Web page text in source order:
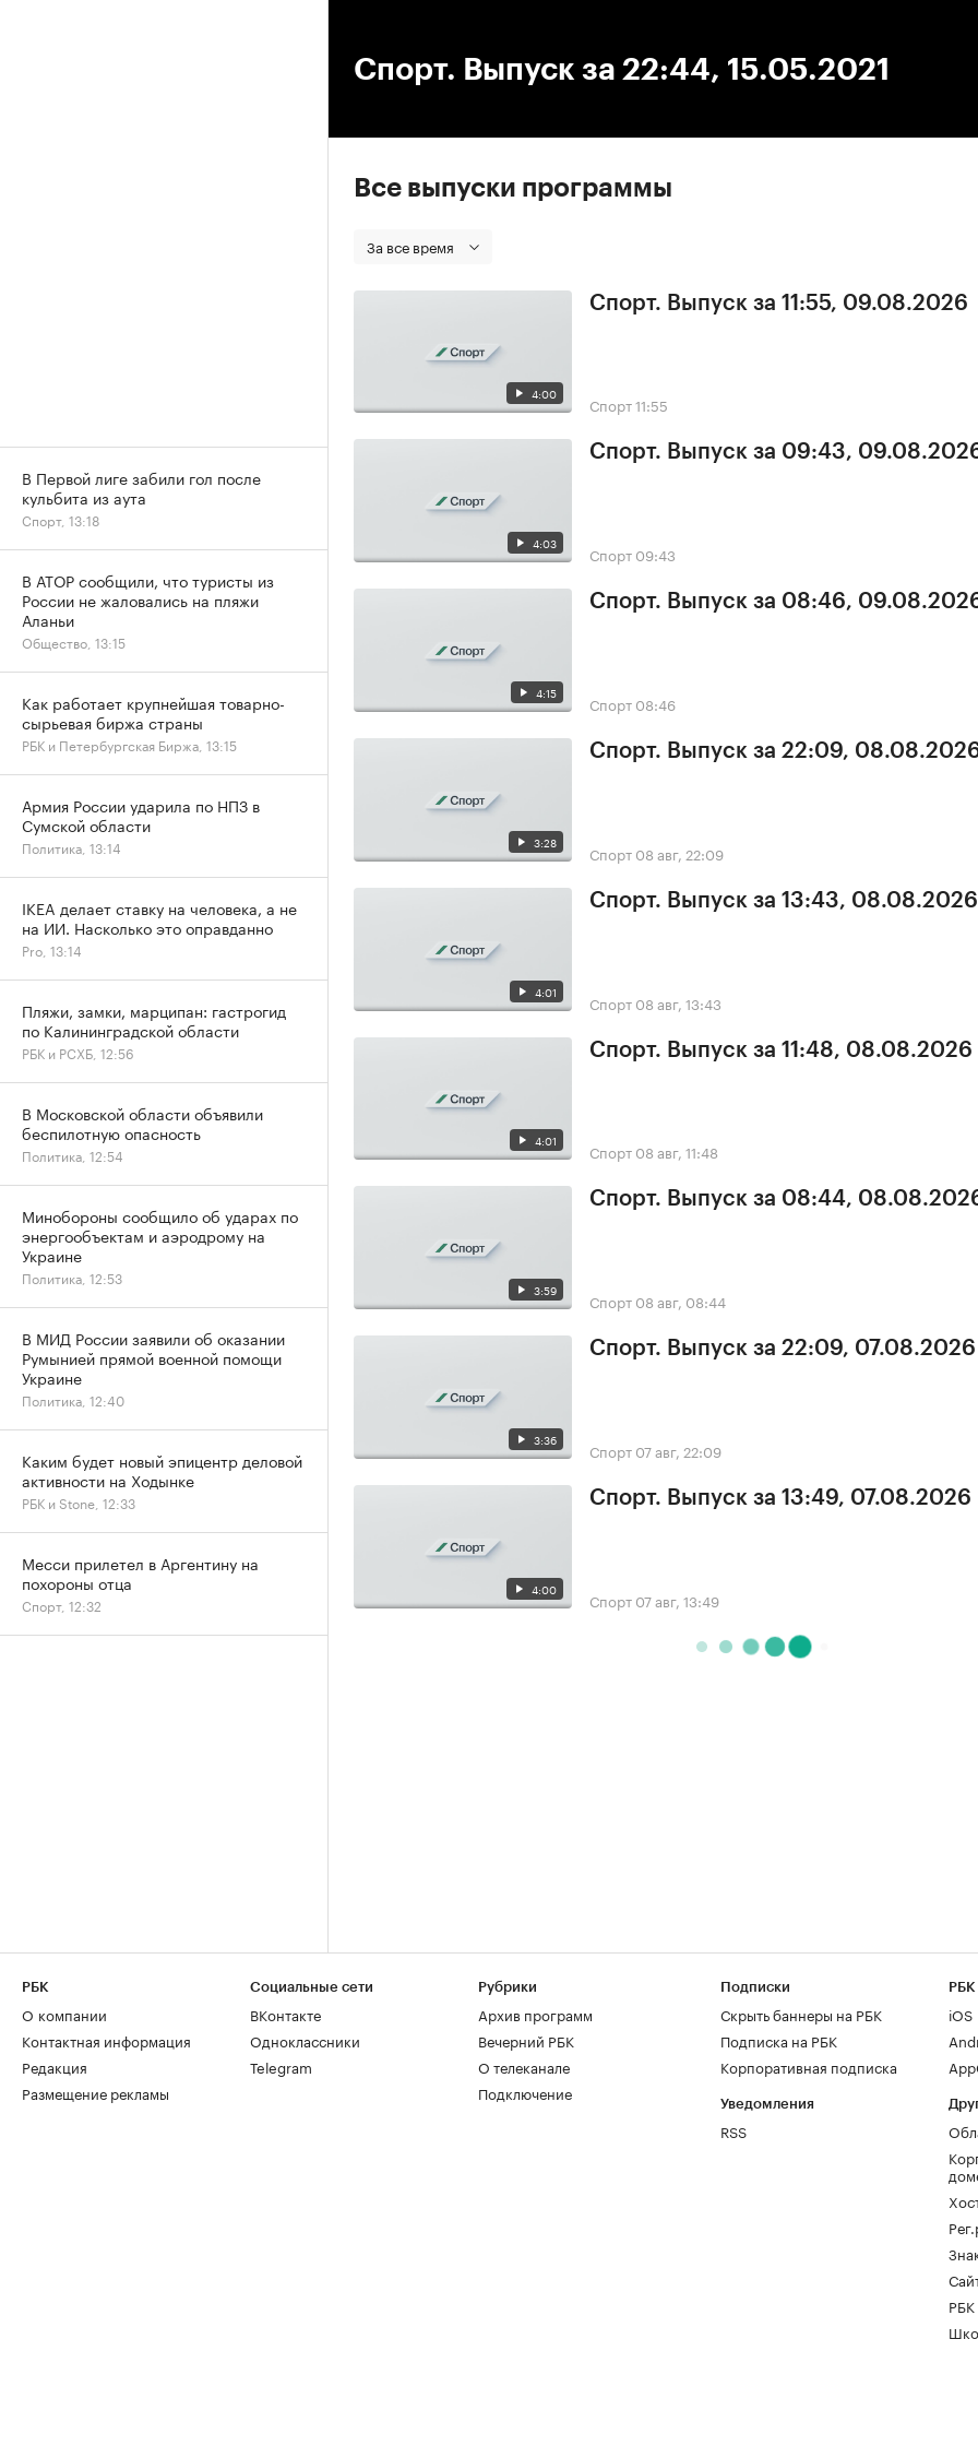
Спорт. Выпуск за 22:44, 15.05.2021
Все выпуски программы
За все время
4:00
Спорт. Выпуск за 11:55, 09.08.2026
Спорт11:55
4:03
Спорт. Выпуск за 09:43,
Спорт 09:43
4:15
Спорт. Выпуск за 08:46,
Спорт 08:46
3:28
Спорт. Выпуск за 22:09,
Спорт 08 авг, 22:09
4:01
Спорт. Выпуск за 13:43, 08.08.2026
Спорт 08 авг, 13:43
4:01
Спорт. Выпуск за 11:48, 08.08.2026
Спорт 08 авг, 11:48
3:59
Спорт. Выпуск за 08:44,
Спорт 08 авг, 08:44
3:36
Спорт. Выпуск за 22:09, 07.08.2026
Спорт 07 авг, 22:09
4:00
Спорт. Выпуск за 13:49, 07.08.2026
Спорт 07 авг, 13:49
В Первой лиге забили гол после
кульбита из аута
Спорт, 13:18
В АТОР сообщили, что туристы из
России не жаловались на пляжи
Аланьи
Общество, 13:15
Как работает крупнейшая товарно-
сырьевая биржа страны
РБК и Петербургская Биржа, 13:15
Армия России ударила по НПЗ в
Сумской области
Политика, 13:14
IKEA делает ставку на человека, а не
на ИИ. Насколько это оправданно
Pro, 13:14
Пляжи, замки, марципан: гастрогид
по Калининградской области
РБК и РСХБ, 12:56
В Московской области объявили
беспилотную опасность
Политика, 12:54
Минобороны сообщило об ударах по
энергообъектам и аэродрому на
Украине
Политика, 12:53
В МИД России заявили об оказании
Румынией прямой военной помощи
Украине
Политика, 12:40
Каким будет новый эпицентр деловой
активности на Ходынке
РБК и Stone, 12:33
Месси прилетел в Аргентину на
похороны отца
Спорт, 12:32
РБК
О компании
Контактная информация
Редакция
Размещение рекламы
Социальные сети
ВКонтакте
Одноклассники
Telegram
Рубрики
Архив программ
Вечерний РБК
О телеканале
Подключение
Подписки
Скрыть баннеры на РБК
Подписка на РБК
Корпоративная подписка
Уведомления
RSS
РБК
iOS